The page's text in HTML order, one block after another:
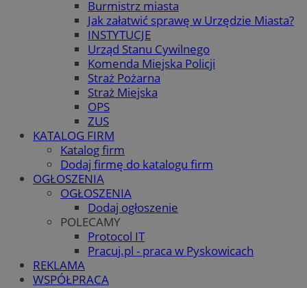
Burmistrz miasta
Jak załatwić sprawę w Urzędzie Miasta?
INSTYTUCJE
Urząd Stanu Cywilnego
Komenda Miejska Policji
Straż Pożarna
Straż Miejska
OPS
ZUS
KATALOG FIRM
Katalog firm
Dodaj firmę do katalogu firm
OGŁOSZENIA
OGŁOSZENIA
Dodaj ogłoszenie
POLECAMY
Protocol IT
Pracuj.pl - praca w Pyskowicach
REKLAMA
WSPÓŁPRACA